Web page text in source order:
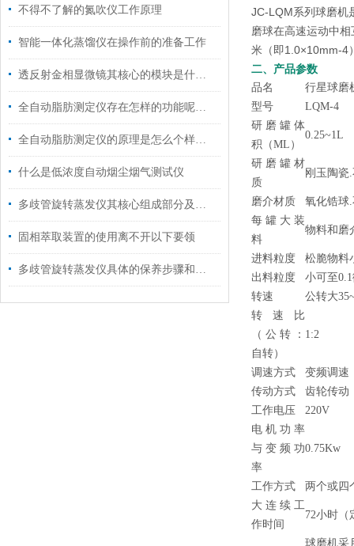
不得不了解的氮吹仪工作原理
智能一体化蒸馏仪在操作前的准备工作
透反射金相显微镜其核心的模块是什么？
全自动脂肪测定仪存在怎样的功能呢？瞧着里
全自动脂肪测定仪的原理是怎么个样子的呢？
什么是低浓度自动烟尘烟气测试仪
多歧管旋转蒸发仪其核心组成部分及功能如下
固相萃取装置的使用离不开以下要领
多歧管旋转蒸发仪具体的保养步骤和注意事项
JC-LQM系列球磨机
磨球在高速运动中
米（即1.0×10mm-4
二、产品参数
品名
行星球磨
型号
LQM-4
研磨罐体
积（ML）
0.25~1L
研磨罐材
质
刚玉陶瓷
磨介材质
氧化锆球
每罐大装
料
物料和磨
进料粒度
松脆物料
出料粒度
小可至
转速
公转大
转速比
（公转：
自转）
1:2
调速方式
变频调速
传动方式
齿轮传动
工作电压
220V
电机功率
与变频功
率
0.75Kw
工作方式
两个或四
大连续工
作时间
72小时（
球磨机采